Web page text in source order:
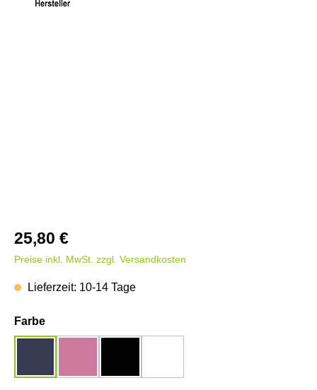
25,80 €
Preise inkl. MwSt. zzgl. Versandkosten
Lieferzeit: 10-14 Tage
Farbeauswählen